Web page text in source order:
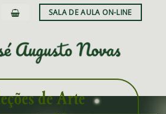
SALA DE AULA ON-LINE